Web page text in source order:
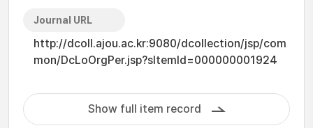
Journal URL
http://dcoll.ajou.ac.kr:9080/dcollection/jsp/com
mon/DcLoOrgPer.jsp?sItemId=000000001924
Show full item record